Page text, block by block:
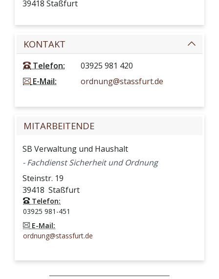
39418 Staßfurt
KONTAKT
Telefon:
03925 981 420
E-Mail:
ordnung@stassfurt.de
MITARBEITENDE
SB Verwaltung und Haushalt
- Fachdienst Sicherheit und Ordnung
Steinstr. 19
39418 Staßfurt
Telefon:
03925 981-451
E-Mail:
ordnung@stassfurt.de